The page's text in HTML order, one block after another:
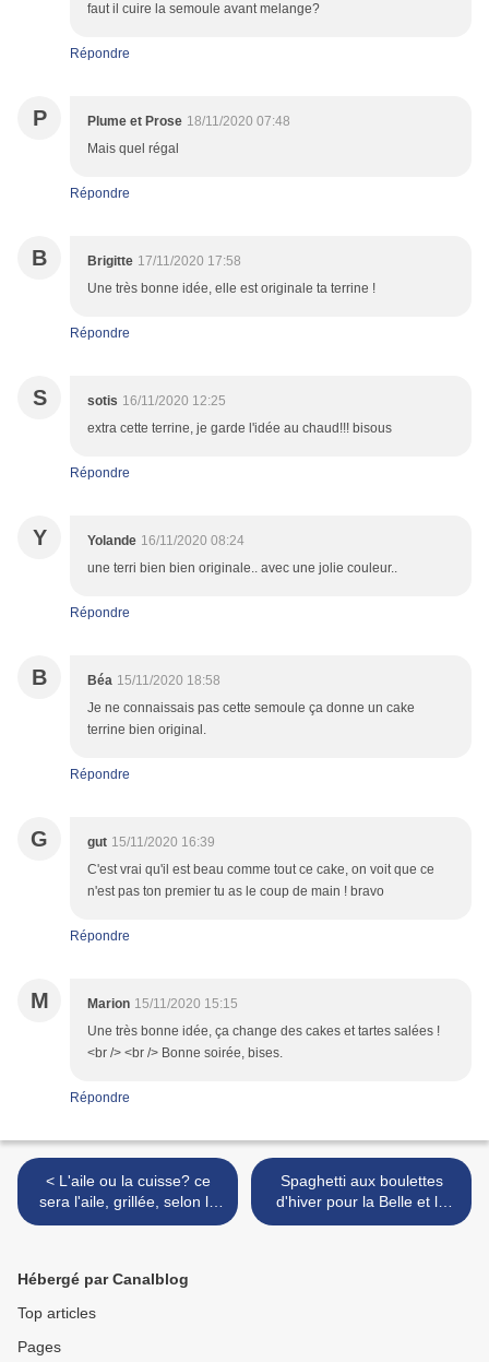
faut il cuire la semoule avant melange?
Répondre
P Plume et Prose 18/11/2020 07:48
Mais quel régal
Répondre
B Brigitte 17/11/2020 17:58
Une très bonne idée, elle est originale ta terrine !
Répondre
S sotis 16/11/2020 12:25
extra cette terrine, je garde l'idée au chaud!!! bisous
Répondre
Y Yolande 16/11/2020 08:24
une terri bien bien originale.. avec une jolie couleur..
Répondre
B Béa 15/11/2020 18:58
Je ne connaissais pas cette semoule ça donne un cake
terrine bien original.
Répondre
G gut 15/11/2020 16:39
C'est vrai qu'il est beau comme tout ce cake, on voit que ce
n'est pas ton premier tu as le coup de main ! bravo
Répondre
M Marion 15/11/2020 15:15
Une très bonne idée, ça change des cakes et tartes salées !
<br /> <br /> Bonne soirée, bises.
Répondre
< L'aile ou la cuisse? ce
sera l'aile, grillée, selon le
chef Jean-Pierre Vigato
Spaghetti aux boulettes
d'hiver pour la Belle et le
Clochard >
Hébergé par Canalblog
Top articles
Pages